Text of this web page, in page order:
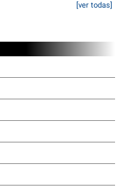
[ver todas]